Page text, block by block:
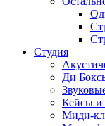
Студия
Ди
Кейсы и
Миди-